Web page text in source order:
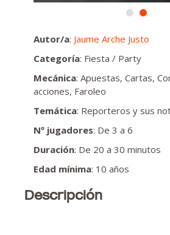
Autor/a: Jaume Arche Justo
Categoría: Fiesta / Party
Mecánica: Apuestas, Cartas,
acciones, Faroleo
Temática: Reporteros y sus
Nº jugadores: De 3 a 6
Duración: De 20 a 30 minutos
Edad mínima: 10 años
Descripción